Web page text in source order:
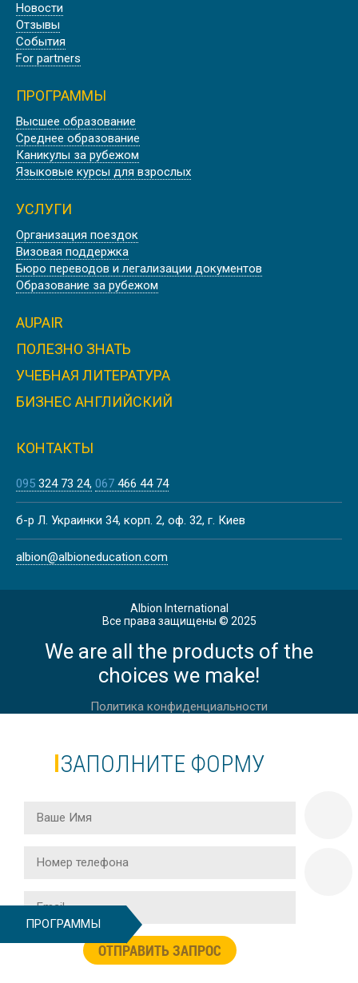
ШТУДИЕНКОЛЛЕГ КАРЛСРУЭ,
WASHINGTON STATE UNIVERSITY |
CША
ILLINOIS STATE UNIVERSITY | CША
COLORADO STATE UNIVERSITY |
CША
UNIVERSITY OF APPLIED SCIENCES
FRANKFURT, ГЕРМАНИЯ
UNIVERSITY OF APPLIED SCIENCES
IUBH UNIVERSITY OF APPLIED
SCIENCES ГЕРМАНИЯ
ПРОГРАММЫ
Новости
Отзывы
События
For partners
ПРОГРАММЫ
Высшее образование
Среднее образование
Каникулы за рубежом
Языковые курсы для взрослых
УСЛУГИ
Организация поездок
Визовая поддержка
Бюро переводов и легализации документов
Образование за рубежом
AUPAIR
ПОЛЕЗНО ЗНАТЬ
УЧЕБНАЯ ЛИТЕРАТУРА
БИЗНЕС АНГЛИЙСКИЙ
КОНТАКТЫ
095 324 73 24 067 466 44 74
б-р Л. Украинки 34, корп. 2, оф. 32, г. Киев
albion@albioneducation.com
Albion International
Все права защищены © 2025
We are all the products of the
choices we make!
Политика конфиденциальности
ЗАПОЛНИТЕ ФОРМУ